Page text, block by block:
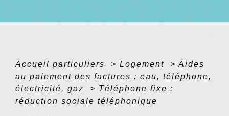
Accueil particuliers > Logement > Aides
au paiement des factures : eau, téléphone,
électricité, gaz
> Téléphone fixe :
réduction sociale téléphonique